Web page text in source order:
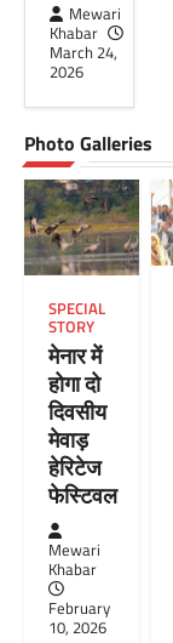
Mewari
Khabar
March 24,
2026
Photo Galleries
SPECIAL
STORY
मेनार में
होगा दो
दिवसीय
मेवाड़
हेरिटेज
फेस्टिवल
Mewari
Khabar
February
10, 2026